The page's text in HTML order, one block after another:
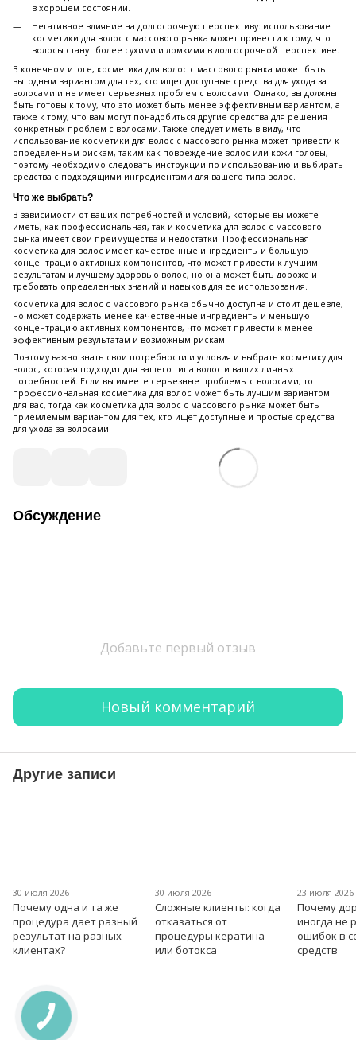
в хорошем состоянии.
Негативное влияние на долгосрочную перспективу: использование
косметики для волос с массового рынка может привести к тому, что
волосы станут более сухими и ломкими в долгосрочной перспективе.
В конечном итоге, косметика для волос с массового рынка может быть
выгодным вариантом для тех, кто ищет доступные средства для ухода за
волосами и не имеет серьезных проблем с волосами. Однако, вы должны
быть готовы к тому, что это может быть менее эффективным вариантом, а
также к тому, что вам могут понадобиться другие средства для решения
конкретных проблем с волосами. Также следует иметь в виду, что
использование косметики для волос с массового рынка может привести к
определенным рискам, таким как повреждение волос или кожи головы,
поэтому необходимо следовать инструкции по использованию и выбирать
средства с подходящими ингредиентами для вашего типа волос.
Что же выбрать?
В зависимости от ваших потребностей и условий, которые вы можете
иметь, как профессиональная, так и косметика для волос с массового
рынка имеет свои преимущества и недостатки. Профессиональная
косметика для волос имеет качественные ингредиенты и большую
концентрацию активных компонентов, что может привести к лучшим
результатам и лучшему здоровью волос, но она может быть дороже и
требовать определенных знаний и навыков для ее использования.
Косметика для волос с массового рынка обычно доступна и стоит дешевле,
но может содержать менее качественные ингредиенты и меньшую
концентрацию активных компонентов, что может привести к менее
эффективным результатам и возможным рискам.
Поэтому важно знать свои потребности и условия и выбрать косметику для
волос, которая подходит для вашего типа волос и ваших личных
потребностей. Если вы имеете серьезные проблемы с волосами, то
профессиональная косметика для волос может быть лучшим вариантом
для вас, тогда как косметика для волос с массового рынка может быть
приемлемым вариантом для тех, кто ищет доступные и простые средства
для ухода за волосами.
Обсуждение
Добавьте первый отзыв
Новый комментарий
Другие записи
30 июля 2026
Почему одна и та же
процедура дает разный
результат на разных
клиентах?
30 июля 2026
Сложные клиенты: когда
отказаться от
процедуры кератина
или ботокса
23 июля 2026
Почему
иногда не
ошибок в
средств